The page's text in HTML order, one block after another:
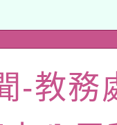
師名單
教學軟
函釋公
-教務